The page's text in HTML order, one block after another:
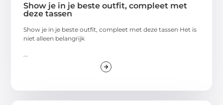
Show je in je beste outfit, compleet met
deze tassen
Show je in je beste outfit, compleet met deze tassen Het is
niet alleen belangrijk
...